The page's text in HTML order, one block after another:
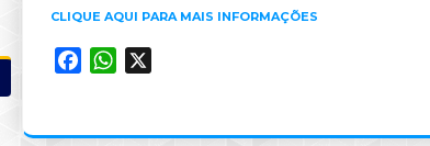
CLIQUE AQUI PARA MAIS INFORMAÇÕES
FacebookWhatsApp